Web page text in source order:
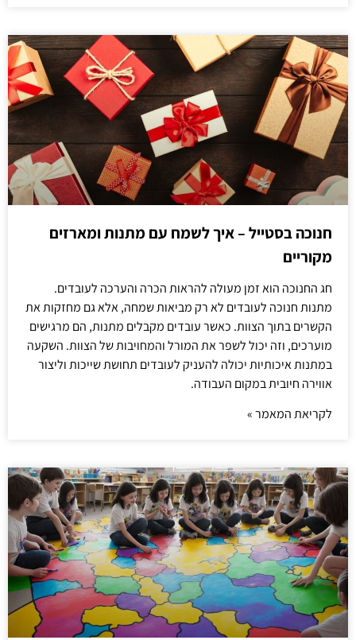
חנוכה בסטייל – איך לשמח עם מתנות ומארזים
מקוריים
חג החנוכה הוא זמן מעולה להראות הכרה והערכה לעובדים.
מתנות חנוכה לעובדים לא רק מביאות שמחה, אלא גם מחזקות את
הקשרים בתוך הצוות. כאשר עובדים מקבלים מתנות, הם מרגישים
מוערכים, וזה יכול לשפר את המורל והמחויבות של הצוות. השקעה
במתנות איכותיות יכולה להעניק לעובדים תחושת שייכות וליצור
אווירה חיובית במקום העבודה.
לקריאת המאמר »